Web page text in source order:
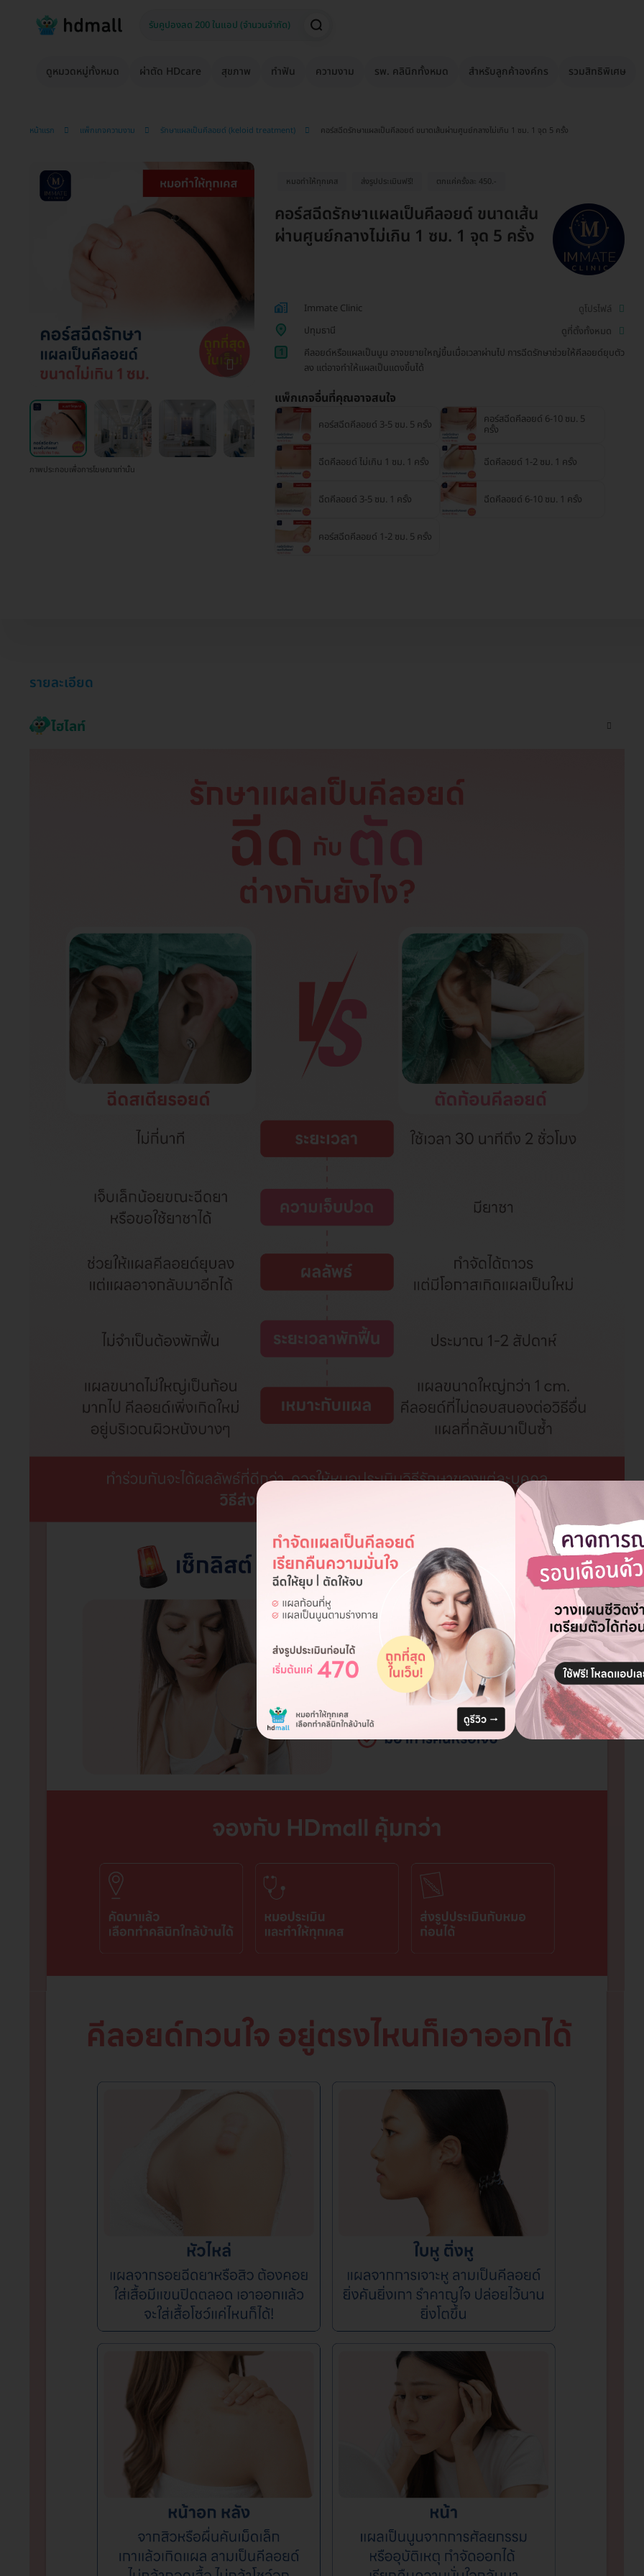
ดูหมวดหมู่ทั้งหมด ผ่าตัด HDcare สุขภาพ ทำฟัน ความงาม รพ. คลินิกทั้งหมด สำหรับลูกค้าองค์กร รวมสิทธิพิเศษ
หน้าแรก แพ็กเกจความงาม รักษาแผลเป็นคีลอยด์ (keloid treatment) คอร์สฉีดรักษาแผลเป็นคีลอยด์ ขนาดเส้นผ่านศูนย์กลางไม่เกิน 1 ซม. 1 จุด 5 ครั้ง
ภาพประกอบเพื่อการโฆษณาเท่านั้น
หมอทำให้ทุกเคส ส่งรูปประเมินฟรี! ตกแค่ครั้งละ 450.-
คอร์สฉีดรักษาแผลเป็นคีลอยด์ ขนาดเส้น
ผ่านศูนย์กลางไม่เกิน 1 ซม. 1 จุด 5 ครั้ง
Immate Clinic
ดูโปรไฟล์
ปทุมธานี
ดูที่ตั้งทั้งหมด
1
คีลอยด์หรือแผลเป็นนูน อาจขยายใหญ่ขึ้นเมื่อเวลาผ่านไป การฉีดรักษาช่วยให้คีลอยด์ยุบตัว
ลง แต่อาจทำให้แผลเป็นแดงขึ้นได้
แพ็กเกจอื่นที่คุณอาจสนใจ
คอร์สฉีดคีลอยด์ 3-5 ซม. 5 ครั้ง คอร์สฉีดคีลอยด์ 6-10 ซม. 5
ครั้ง
ฉีดคีลอยด์ ไม่เกิน 1 ซม. 1 ครั้ง ฉีดคีลอยด์ 1-2 ซม. 1 ครั้ง
ฉีดคีลอยด์ 3-5 ซม. 1 ครั้ง ฉีดคีลอยด์ 6-10 ซม. 1 ครั้ง
คอร์สฉีดคีลอยด์ 1-2 ซม. 5 ครั้ง
รายละเอียด
ไฮไลท์